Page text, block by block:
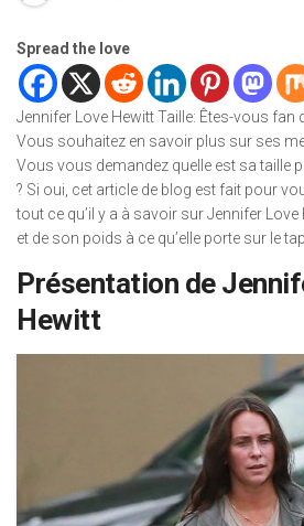
Spread the love
Jennifer Love Hewitt Taille: Êtes-vous fan
Vous souhaitez en savoir plus sur ses
Vous vous demandez quelle est sa taille
? Si oui, cet article de blog est fait pour
tout ce qu’il y a à savoir sur Jennifer Love
et de son poids à ce qu’elle porte sur le
Présentation de
Hewitt